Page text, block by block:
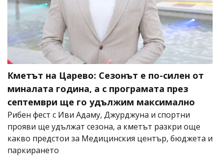
Кметът на Царево: Сезонът е по-силен от
миналата година, а с програмата през
септември ще го удължим максимално
Рибен фест с Иви Адаму, Джурджуна и спортни
прояви ще удължат сезона, а кметът разкри още
какво предстои за Медицинския център, бюджета и
паркирането